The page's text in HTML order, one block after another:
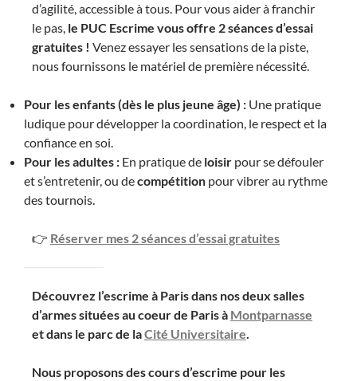
d’agilité, accessible à tous. Pour vous aider à franchir
le pas, le PUC Escrime vous offre 2 séances d’essai
gratuites ! Venez essayer les sensations de la piste,
nous fournissons le matériel de première nécessité.
Pour les enfants (dès le plus jeune âge) : Une pratique
ludique pour développer la coordination, le respect et la
confiance en soi.
Pour les adultes : En pratique de loisir pour se défouler
et s’entretenir, ou decompétition pour vibrer au rythme
des tournois.
👉 Réserver mes 2 séances d’essai gratuites
Découvrez l’escrime à Paris dans nos deux salles
d’armes situées au coeur de Paris à Montparnasse
et dans le parc de laCité Universitaire.
Nous proposons des cours d’escrime pour les